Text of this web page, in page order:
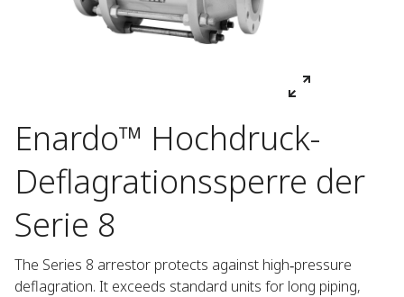
Enardo™ Hochdruck-
Deflagrationssperre der
Serie 8
The Series 8 arrestor protects against high‑pressure
deflagration. It exceeds standard units for long piping,